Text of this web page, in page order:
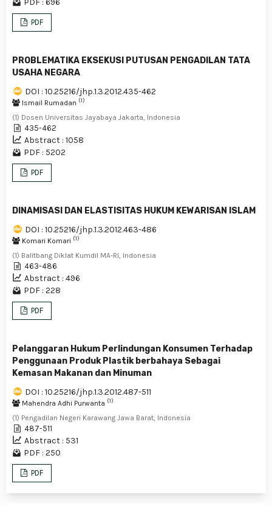
PDF
PROBLEMATIKA EKSEKUSI PUTUSAN PENGADILAN TATA
USAHA NEGARA
DOI : 10.25216/jhp.1.3.2012.435-462
Ismail Rumadan (1)
(1) Dosen Universitas Jayabaya Jakarta, Indonesia
435-462
Abstract : 1058
PDF : 5202
PDF
DINAMISASI DAN ELASTISITAS HUKUM KEWARISAN ISLAM
DOI : 10.25216/jhp.1.3.2012.463-486
Komari Komari (1)
(1) Balitbang Diklat Kumdil MA-RI, Indonesia
463-486
Abstract : 496
PDF : 228
PDF
Pelanggaran Hukum Perlindungan Konsumen Terhadap
Penggunaan Produk Plastik berbahaya Sebagai
Kemasan Makanan dan Minuman
DOI : 10.25216/jhp.1.3.2012.487-511
Mahendra Adhi Purwanta (1)
(1) Pengadilan Negeri Karawang Jawa Barat, Indonesia
487-511
Abstract : 531
PDF : 250
PDF